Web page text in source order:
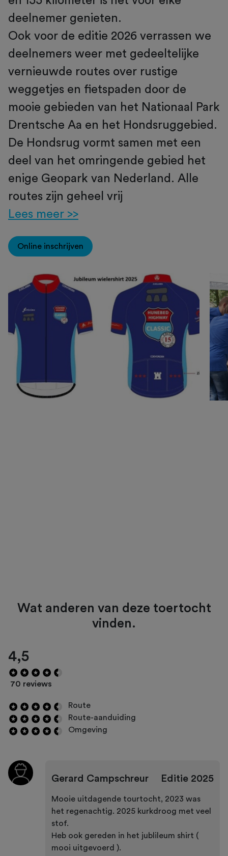
deelnemer genieten.
Ook voor de editie 2026 verrassen we
deelnemers weer met gedeeltelijke
vernieuwde routes over rustige
weggetjes en fietspaden door de
mooie gebieden van het Nationaal Park
Drentsche Aa en het Hondsruggebied.
De Hondsrug vormt samen met een
deel van het omringende gebied het
enige Geopark van Nederland. Alle
routes zijn geheel vrij
Lees meer >>
Online inschrijven
Wat anderen van deze toertocht
vinden.
4,5
70 reviews
Route
Route-aanduiding
Omgeving
Gerard Campschreur Editie2025
Mooie uitdagende tourtocht, 2023 was
het regenachtig. 2025 kurkdroog met veel
stof.
Heb ook gereden in het jublileum shirt (
mooi uitgevoerd ).